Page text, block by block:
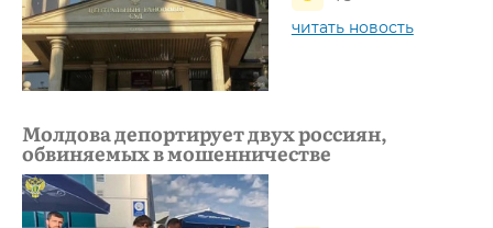
читать новость
Молдова депортирует двух россиян,
обвиняемых в мошенничестве